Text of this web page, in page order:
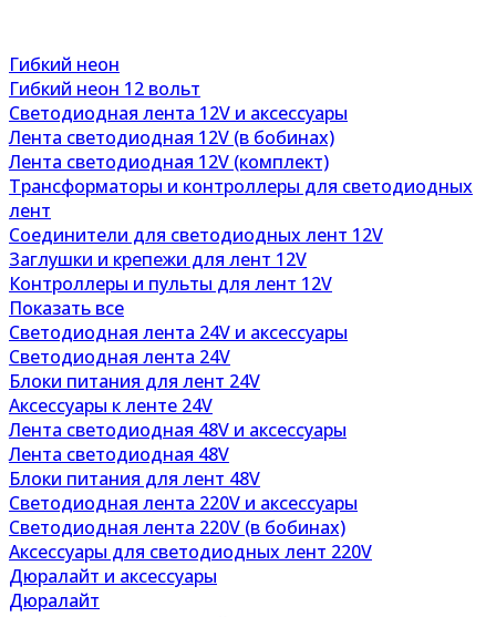
Гибкий неон
Гибкий неон 12 вольт
Светодиодная лента 12V и аксессуары
Лента светодиодная 12V (в бобинах)
Лента светодиодная 12V (комплект)
Трансформаторы и контроллеры для светодиодных
лент
Соединители для светодиодных лент 12V
Заглушки и крепежи для лент 12V
Контроллеры и пульты для лент 12V
Показать все
Светодиодная лента 24V и аксессуары
Светодиодная лента 24V
Блоки питания для лент 24V
Аксессуары к ленте 24V
Лента светодиодная 48V и аксессуары
Лента светодиодная 48V
Блоки питания для лент 48V
Светодиодная лента 220V и аксессуары
Светодиодная лента 220V (в бобинах)
Аксессуары для светодиодных лент 220V
Дюралайт и аксессуары
Дюралайт